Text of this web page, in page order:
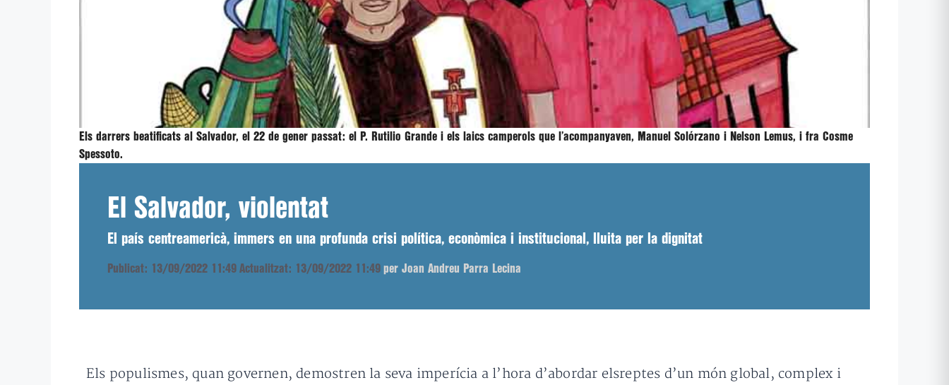
Els darrers beatificats al Salvador, el 22 de gener passat: el P. Rutilio Grande i els laics camperols que l’acompanyaven, Manuel Solórzano i Nelson Lemus, i fra Cosme
Spessoto.
El Salvador, violentat
El país centreamericà, immers en una profunda crisi política, econòmica i institucional, lluita per la dignitat
Publicat: 13/09/2022 11:49 Actualitzat: 13/09/2022 11:49 per Joan Andreu Parra Lecina
Els populismes, quan governen, demostren la seva imperícia a l’hora d’abordar elsreptes d’un món global, complex i